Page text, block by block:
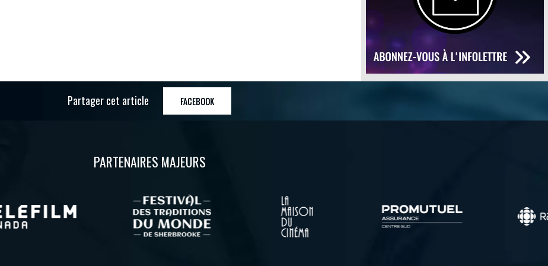
Partager cet article FACEBOOK
PARTENAIRES MAJEURS